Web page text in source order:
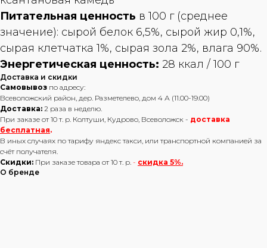
Питательная ценность в 100 г (среднее
значение): сырой белок 6,5%, сырой жир 0,1%,
сырая клетчатка 1%, сырая зола 2%, влага 90%.
Энергетическая ценность: 28 ккал / 100 г
Доставка и скидки
Самовывоз по адресу:
Всеволожский район, дер. Разметелево, дом 4 А (11.00-19.00)
Доставка: 2 раза в неделю.
При заказе от 10 т. р. Колтуши, Кудрово, Всеволожск - доставка
бесплатная.
В иных случаях по тарифу яндекс такси, или транспортной компанией за
счёт получателя.
Скидки: При заказе товара от 10 т. р. - скидка 5%.
О бренде